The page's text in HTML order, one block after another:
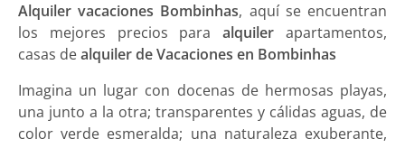
Alquiler vacaciones Bombinhas, aquí se encuentran
los mejores precios paraalquiler apartamentos,
casas dealquiler de Vacaciones en Bombinhas
Imagina un lugar con docenas de hermosas playas,
una junto a la otra; transparentes y cálidas aguas, de
color verde esmeralda; una naturaleza exuberante,